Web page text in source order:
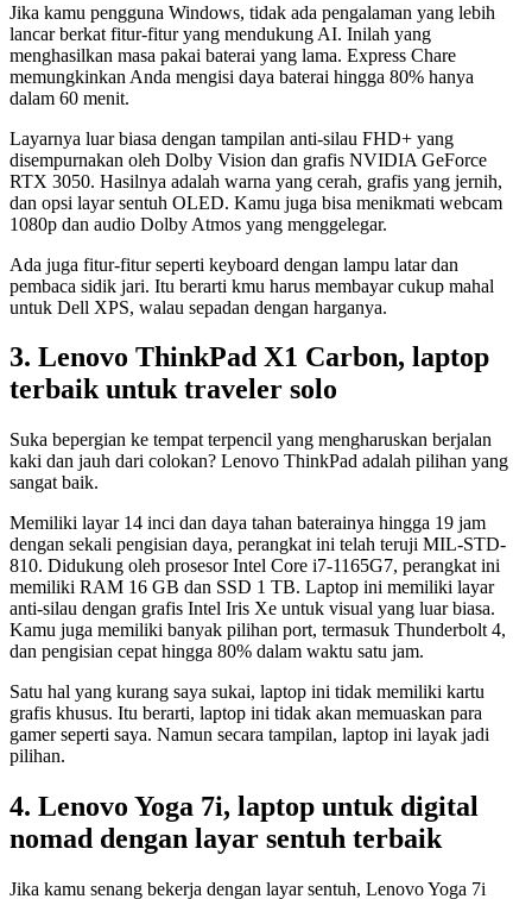
Jika kamu pengguna Windows, tidak ada pengalaman yang lebih
lancar berkat fitur-fitur yang mendukung AI. Inilah yang
menghasilkan masa pakai baterai yang lama. Express Chare
memungkinkan Anda mengisi daya baterai hingga 80% hanya
dalam 60 menit.
Layarnya luar biasa dengan tampilan anti-silau FHD+ yang
disempurnakan oleh Dolby Vision dan grafis NVIDIA GeForce
RTX 3050. Hasilnya adalah warna yang cerah, grafis yang jernih,
dan opsi layar sentuh OLED. Kamu juga bisa menikmati webcam
1080p dan audio Dolby Atmos yang menggelegar.
Ada juga fitur-fitur seperti keyboard dengan lampu latar dan
pembaca sidik jari. Itu berarti kmu harus membayar cukup mahal
untuk Dell XPS, walau sepadan dengan harganya.
3. Lenovo ThinkPad X1 Carbon, laptop
terbaik untuk traveler solo
Suka bepergian ke tempat terpencil yang mengharuskan berjalan
kaki dan jauh dari colokan? Lenovo ThinkPad adalah pilihan yang
sangat baik.
Memiliki layar 14 inci dan daya tahan baterainya hingga 19 jam
dengan sekali pengisian daya, perangkat ini telah teruji MIL-STD-
810. Didukung oleh prosesor Intel Core i7-1165G7, perangkat ini
memiliki RAM 16 GB dan SSD 1 TB. Laptop ini memiliki layar
anti-silau dengan grafis Intel Iris Xe untuk visual yang luar biasa.
Kamu juga memiliki banyak pilihan port, termasuk Thunderbolt 4,
dan pengisian cepat hingga 80% dalam waktu satu jam.
Satu hal yang kurang saya sukai, laptop ini tidak memiliki kartu
grafis khusus. Itu berarti, laptop ini tidak akan memuaskan para
gamer seperti saya. Namun secara tampilan, laptop ini layak jadi
pilihan.
4. Lenovo Yoga 7i, laptop untuk digital
nomad dengan layar sentuh terbaik
Jika kamu senang bekerja dengan layar sentuh, Lenovo Yoga 7i